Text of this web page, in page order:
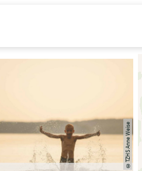
©
TZHS Anne Weise